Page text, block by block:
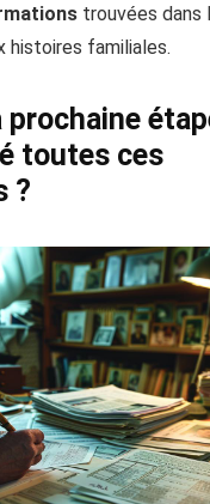
trouvées dans
histoires familiales.
prochaine
toutes ces
?